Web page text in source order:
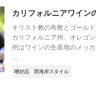
カリフォルニアワイン
キリスト教の布教とゴール
カリフォルニア州、オレゴ
州はワインの生産地のメッ
...
嗜好品 西海岸スタイル